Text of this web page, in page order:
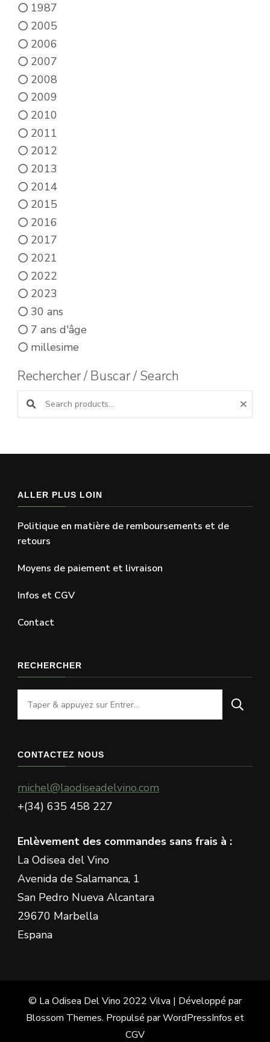
1987
2005
2006
2007
2008
2009
2010
2011
2012
2013
2014
2015
2016
2017
2021
2022
2023
30 ans
7 ans d'âge
millesime
Rechercher / Buscar / Search
Search products:
ALLER PLUS LOIN
Politique en matière de remboursements et de
retours
Moyens de paiement et livraison
Infos et CGV
Contact
RECHERCHER
Vous
recherchiez
chose
CONTACTEZ NOUS
michel@laodiseadelvino.com
+(34) 635 458 227
Enlèvement des commandes sans frais à :
La Odisea del Vino
Avenida de Salamanca, 1
San Pedro Nueva Alcantara
29670 Marbella
Espana
© La Odisea Del Vino 2022 Vilva | Développé par
Blossom Themes. Propulsé parWordPressInfos et
CGV